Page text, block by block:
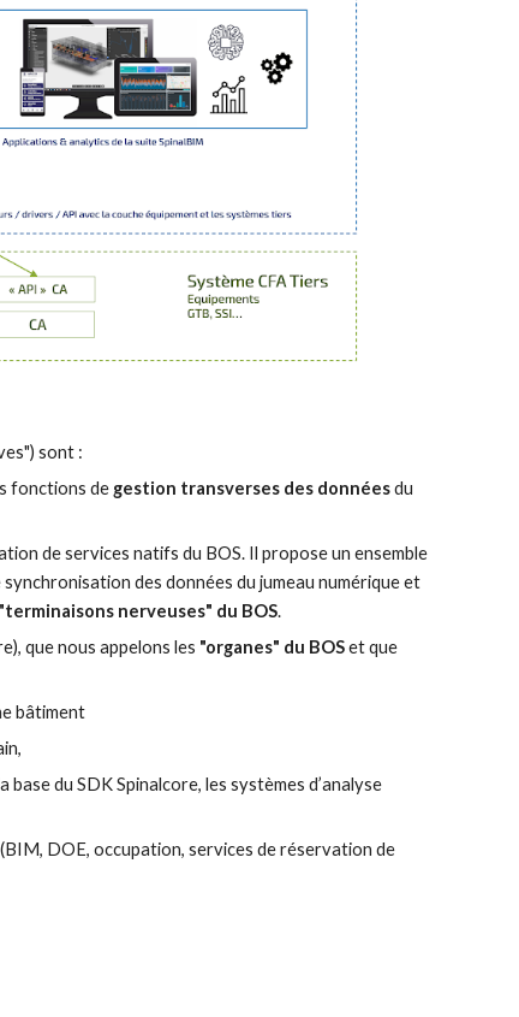
sont :
fonctions de gestion transverses des données du
de services natifs du BOS. Il propose un ensemble
des données du jumeau numérique et
"terminaisons nerveuses" du BOS.
que nous appelons les "organes" du BOS et que
bâtiment
base du SDK Spinalcore, les systèmes d’analyse
DOE, occupation, services de réservation de